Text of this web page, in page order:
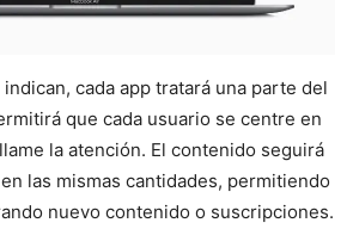
cada app tratará una parte del
que cada usuario se centre en
la atención. El contenido seguirá
las mismas cantidades, permitiendo
nuevo contenido o suscripciones.